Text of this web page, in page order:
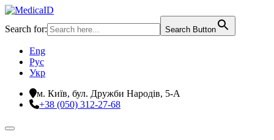
Search for: Search Button
Eng
Рус
Укр
м. Київ, бул. Дружби Народів, 5-А
+38 (050) 312-27-68